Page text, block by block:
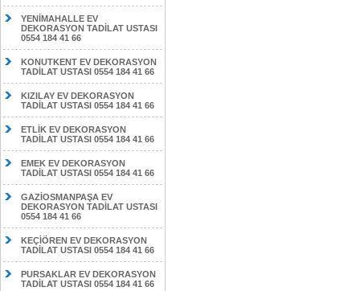
YENİMAHALLE EV
DEKORASYON TADİLAT USTASI
0554 184 41 66
KONUTKENT EV DEKORASYON
TADİLAT USTASI 0554 184 41 66
KIZILAY EV DEKORASYON
TADİLAT USTASI 0554 184 41 66
ETLİK EV DEKORASYON
TADİLAT USTASI 0554 184 41 66
EMEK EV DEKORASYON
TADİLAT USTASI 0554 184 41 66
GAZİOSMANPAŞA EV
DEKORASYON TADİLAT USTASI
0554 184 41 66
KEÇİÖREN EV DEKORASYON
TADİLAT USTASI 0554 184 41 66
PURSAKLAR EV DEKORASYON
TADİLAT USTASI 0554 184 41 66